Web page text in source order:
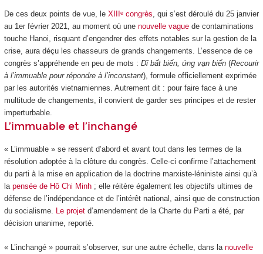
De ces deux points de vue, le XIIIᵉ congrès , qui s’est déroulé du 25 janvier
au 1 erfévrier 2021, au moment où une nouvelle vaguede contaminations
touche Hanoi, risquant d’engendrer des effets notables sur la gestion de la
crise, aura déçu les chasseurs de grands changements. L’essence de ce
congrès s’appréhende en peu de mots : Dĩ bất biến, ứng vạn biến(Recourir
à l’immuable pour répondre à l’inconstant), formule officiellement exprimée
par les autorités vietnamiennes. Autrement dit : pour faire face à une
multitude de changements, il convient de garder ses principes et de rester
imperturbable.
L’immuable et l’inchangé
« L’immuable » se ressent d’abord et avant tout dans les termes de la
résolution adoptée à la clôture du congrès. Celle-ci confirme l’attachement
du parti à la mise en application de la doctrine marxiste-léniniste ainsi qu’à
la pensée de Hô Chi Minh; elle réitère également les objectifs ultimes de
défense de l’indépendance et de l’intérêt national, ainsi que de construction
du socialisme. Le projetd’amendement de la Charte du Parti a été, par
décision unanime, reporté.
« L’inchangé » pourrait s’observer, sur une autre échelle, dans la nouvelle